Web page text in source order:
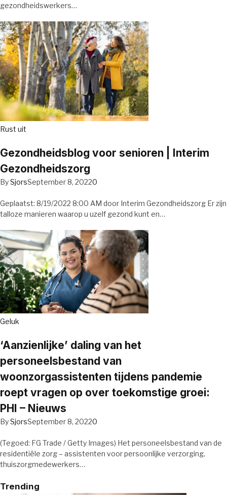
gezondheidswerkers…
Rust uit
Gezondheidsblog voor senioren | Interim
Gezondheidszorg
BySjorsSeptember 8, 20220
Geplaatst: 8/19/2022 8:00 AM door Interim Gezondheidszorg Er zijn
talloze manieren waarop u uzelf gezond kunt en…
Geluk
‘Aanzienlijke’ daling van het
personeelsbestand van
woonzorgassistenten tijdens pandemie
roept vragen op over toekomstige groei:
PHI – Nieuws
BySjorsSeptember 8, 20220
(Tegoed: FG Trade / Getty Images) Het personeelsbestand van de
residentiële zorg – assistenten voor persoonlijke verzorging,
thuiszorgmedewerkers…
Trending